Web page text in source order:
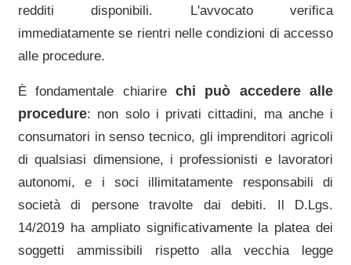
redditi disponibili. L'avvocato verifica
immediatamente se rientri nelle condizioni di accesso
alle procedure.
È fondamentale chiarire chi può accedere alle
procedure: non solo i privati cittadini, ma anche i
consumatori in senso tecnico, gli imprenditori agricoli
di qualsiasi dimensione, i professionisti e lavoratori
autonomi, e i soci illimitatamente responsabili di
società di persone travolte dai debiti. Il D.Lgs.
14/2019 ha ampliato significativamente la platea dei
soggetti ammissibili rispetto alla vecchia legge